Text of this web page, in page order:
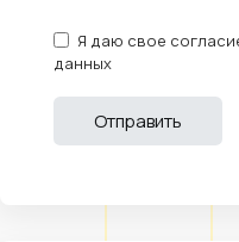
Я даю свое
данных